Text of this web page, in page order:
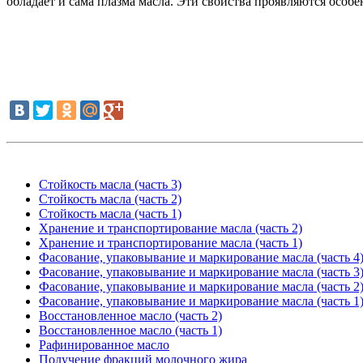
Стойкость масла (часть 3)
Стойкость масла (часть 2)
Стойкость масла (часть 1)
Хранение и транспортирование масла (часть 2)
Хранение и транспортирование масла (часть 1)
Фасование, упаковывание и маркирование масла (часть 4)
Фасование, упаковывание и маркирование масла (часть 3)
Фасование, упаковывание и маркирование масла (часть 2)
Фасование, упаковывание и маркирование масла (часть 1)
Восстановленное масло (часть 2)
Восстановленное масло (часть 1)
Рафинированное масло
Получение фракций молочного жира